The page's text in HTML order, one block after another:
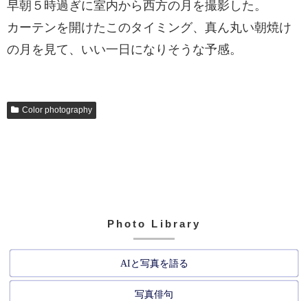
早朝５時過ぎに室内から西方の月を撮影した。
カーテンを開けたこのタイミング、真ん丸い朝焼け
の月を見て、いい一日になりそうな予感。
Color photography
Photo Library
AIと写真を語る
写真俳句